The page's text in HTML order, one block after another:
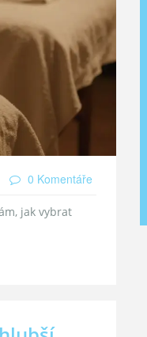
0 Komentáře
jak vybrat